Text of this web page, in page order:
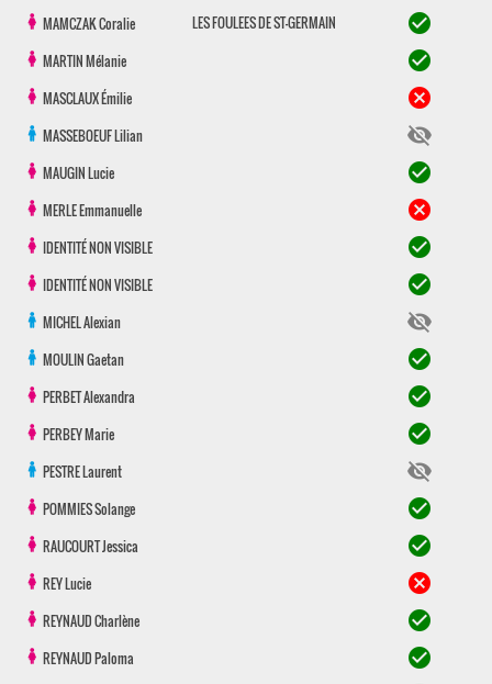
MAMCZAKCoralie LES FOULEES DE ST-GERMAIN check_circle
MARTINMélanie check_circle
MASCLAUXÉmilie cancel
MASSEBOEUFLilian visibility_off
MAUGINLucie check_circle
MERLEEmmanuelle cancel
IDENTITÉ NON VISIBLE check_circle
IDENTITÉ NON VISIBLE check_circle
MICHELAlexian visibility_off
MOULINGaetan check_circle
PERBETAlexandra check_circle
PERBEYMarie check_circle
PESTRELaurent visibility_off
POMMIESSolange check_circle
RAUCOURTJessica check_circle
REYLucie cancel
REYNAUDCharlène check_circle
REYNAUDPaloma check_circle